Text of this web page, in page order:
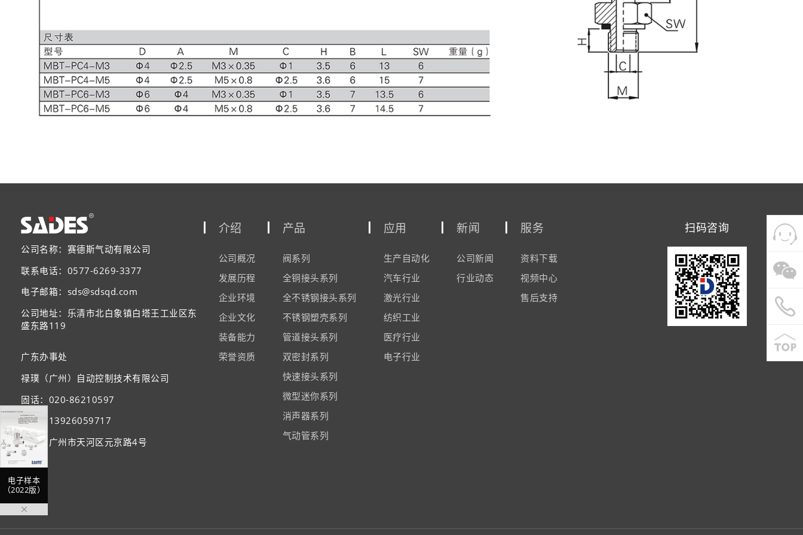
电子样本
（2022版）
公司名称：赛德斯气动有限公司
联系电话：0577-6269-3377
电子邮箱：sds@sdsqd.com
公司地址：乐清市北白象镇白塔王工业区东
盛东路119
广东办事处
禄璞（广州）自动控制技术有限公司
固话：020-86210597
手机：13926059717
地址：广州市天河区元京路4号
介绍
公司概况
发展历程
企业环境
企业文化
装备能力
荣誉资质
产品
阀系列
全铜接头系列
全不锈钢接头系列
不锈钢塑壳系列
管道接头系列
双密封系列
快速接头系列
微型迷你系列
消声器系列
气动管系列
应用
生产自动化
汽车行业
激光行业
纺织工业
医疗行业
电子行业
新闻
公司新闻
行业动态
服务
资料下载
视频中心
售后支持
扫码咨询